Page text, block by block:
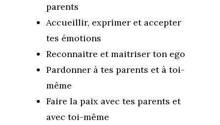
parents
Accueillir, exprimer et accepter
tes émotions
Reconnaitre et maitriser ton ego
Pardonner à tes parents et à toi-
même
Faire la paix avec tes parents et
avec toi-même